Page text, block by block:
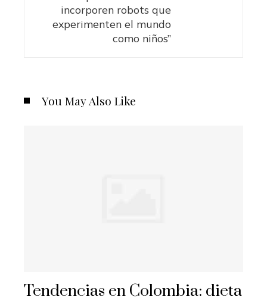
incorporen robots que
experimenten el mundo
como niños”
You May Also Like
Tendencias en Colombia: dieta